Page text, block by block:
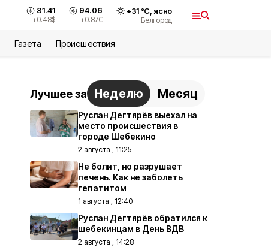
81.41
+0.48$
94.06
+0.87€
+31°С, ясно
Белгород
Газета Происшествия
Лучшее за Неделю Месяц
Руслан Дегтярёв выехал на
место происшествия в
городе Шебекино
2 августа , 11:25
Не болит, но разрушает
печень. Как не заболеть
гепатитом
1 августа , 12:40
Руслан Дегтярёв обратился к
шебекинцам в День ВДВ
2 августа , 14:28